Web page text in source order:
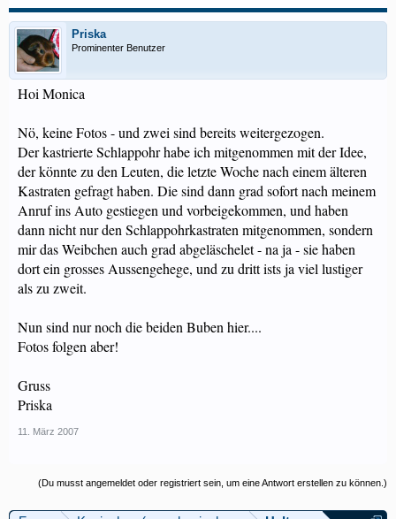
Priska
Prominenter Benutzer
Hoi Monica
Nö, keine Fotos - und zwei sind bereits weitergezogen.
Der kastrierte Schlappohr habe ich mitgenommen mit der Idee,
der könnte zu den Leuten, die letzte Woche nach einem älteren
Kastraten gefragt haben. Die sind dann grad sofort nach meinem
Anruf ins Auto gestiegen und vorbeigekommen, und haben
dann nicht nur den Schlappohrkastraten mitgenommen, sondern
mir das Weibchen auch grad abgeläschelet - na ja - sie haben
dort ein grosses Aussengehege, und zu dritt ists ja viel lustiger
als zu zweit.
Nun sind nur noch die beiden Buben hier....
Fotos folgen aber!
Gruss
Priska
11. März 2007
(Du musst angemeldet oder registriert sein, um eine Antwort erstellen zu können.)